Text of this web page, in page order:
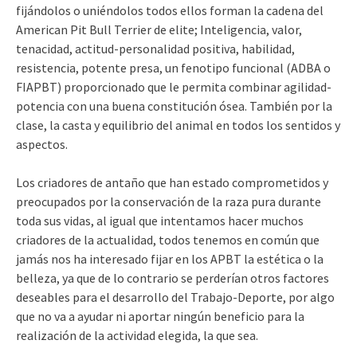
fijándolos o uniéndolos todos ellos forman la cadena del
American Pit Bull Terrier de elite; Inteligencia, valor,
tenacidad, actitud-personalidad positiva, habilidad,
resistencia, potente presa, un fenotipo funcional (ADBA o
FIAPBT) proporcionado que le permita combinar agilidad-
potencia con una buena constitución ósea. También por la
clase, la casta y equilibrio del animal en todos los sentidos y
aspectos.
Los criadores de antaño que han estado comprometidos y
preocupados por la conservación de la raza pura durante
toda sus vidas, al igual que intentamos hacer muchos
criadores de la actualidad, todos tenemos en común que
jamás nos ha interesado fijar en los APBT la estética o la
belleza, ya que de lo contrario se perderían otros factores
deseables para el desarrollo del Trabajo-Deporte, por algo
que no va a ayudar ni aportar ningún beneficio para la
realización de la actividad elegida, la que sea.